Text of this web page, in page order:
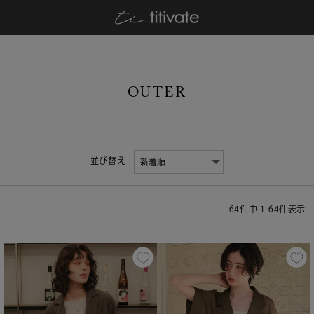
OUTER
並び替え
64件中 1-64件表示